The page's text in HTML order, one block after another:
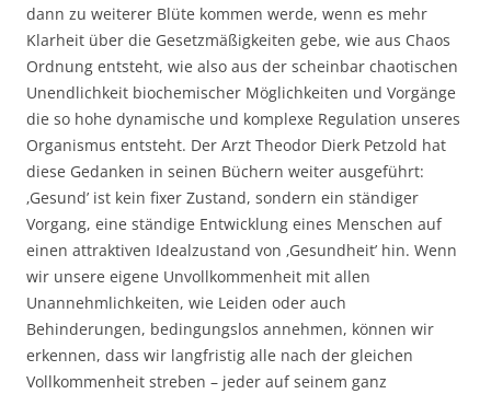
dann zu weiterer Blüte kommen werde, wenn es mehr
Klarheit über die Gesetzmäßigkeiten gebe, wie aus Chaos
Ordnung entsteht, wie also aus der scheinbar chaotischen
Unendlichkeit biochemischer Möglichkeiten und Vorgänge
die so hohe dynamische und komplexe Regulation unseres
Organismus entsteht. Der Arzt Theodor Dierk Petzold hat
diese Gedanken in seinen Büchern weiter ausgeführt:
‚Gesund’ ist kein fixer Zustand, sondern ein ständiger
Vorgang, eine ständige Entwicklung eines Menschen auf
einen attraktiven Idealzustand von ‚Gesundheit’ hin. Wenn
wir unsere eigene Unvollkommenheit mit allen
Unannehmlichkeiten, wie Leiden oder auch
Behinderungen, bedingungslos annehmen, können wir
erkennen, dass wir langfristig alle nach der gleichen
Vollkommenheit streben – jeder auf seinem ganz